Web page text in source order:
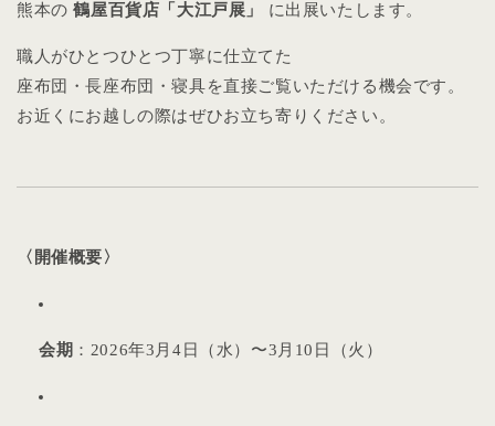
熊本の鶴屋百貨店「大江戸展」 に出展いたします。
職人がひとつひとつ丁寧に仕立てた
座布団・長座布団・寝具を直接ご覧いただける機会です。
お近くにお越しの際はぜひお立ち寄りください。
〈開催概要〉
会期 ：2026年3月4日（水）〜3月10日（火）